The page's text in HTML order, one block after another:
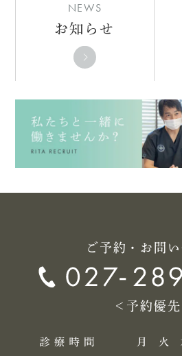
NEWS
お知らせ
ご予約・お問
＜予約優先